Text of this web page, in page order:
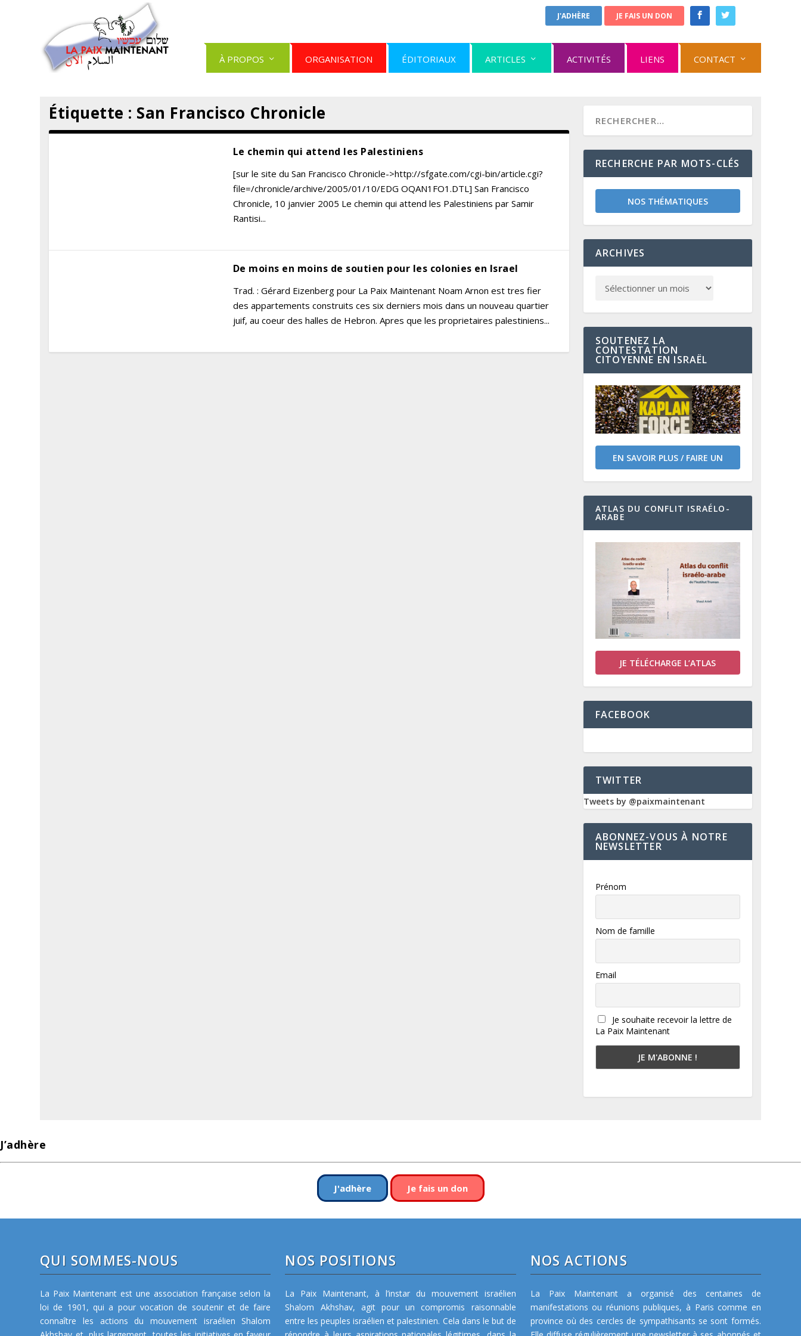
J'ADHÈRE JE FAIS UN DON
À PROPOS ORGANISATION ÉDITORIAUX ARTICLES ACTIVITÉS LIENS CONTACT
Étiquette : San Francisco Chronicle
Le chemin qui attend les Palestiniens
[sur le site du San Francisco Chronicle->http://sfgate.com/cgi-bin/article.cgi?
file=/chronicle/archive/2005/01/10/EDG OQAN1FO1.DTL] San Francisco
Chronicle, 10 janvier 2005 Le chemin qui attend les Palestiniens par Samir
Rantisi...
De moins en moins de soutien pour les colonies en Israel
Trad. : Gérard Eizenberg pour La Paix Maintenant Noam Arnon est tres fier
des appartements construits ces six derniers mois dans un nouveau quartier
juif, au coeur des halles de Hebron. Apres que les proprietaires palestiniens...
RECHERCHE PAR MOTS-CLÉS
NOS THÉMATIQUES
ARCHIVES
SOUTENEZ LA
CONTESTATION
CITOYENNE EN ISRAËL
EN SAVOIR PLUS / FAIRE UN
DON
ATLAS DU CONFLIT ISRAÉLO-
ARABE
JE TÉLÉCHARGE L’ATLAS
FACEBOOK
TWITTER
Tweets by @paixmaintenant
ABONNEZ-VOUS À NOTRE
NEWSLETTER
Prénom
Nom de famille
Email
Je souhaite recevoir la lettre de
La Paix Maintenant
J’adhère
J'adhère Je fais un don
QUI SOMMES-NOUS
La Paix Maintenant est une association française selon la
loi de 1901, qui a pour vocation de soutenir et de faire
connaître les actions du mouvement israélien Shalom
NOS POSITIONS
La Paix Maintenant, à l’instar du mouvement israélien
Shalom Akhshav, agit pour un compromis raisonnable
entre les peuples israélien et palestinien. Cela dans le but de
NOS ACTIONS
La Paix Maintenant a organisé des centaines de
manifestations ou réunions publiques, à Paris comme en
province où des cercles de sympathisants se sont formés.